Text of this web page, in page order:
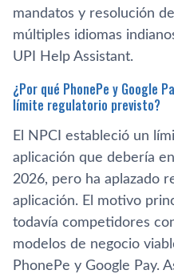
mandatos y resolución
múltiples idiomas
UPI Help Assistant.
¿Por qué PhonePe y Google
límite regulatorio previsto?
El NPCI estableció un
aplicación que debería
2026, pero ha aplazado
aplicación. El motivo
todavía competidores
modelos de negocio
PhonePe y Google Pay.